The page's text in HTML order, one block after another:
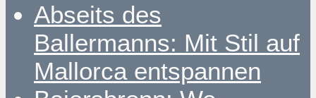
Abseits des
Ballermanns: Mit Stil auf
Mallorca entspannen